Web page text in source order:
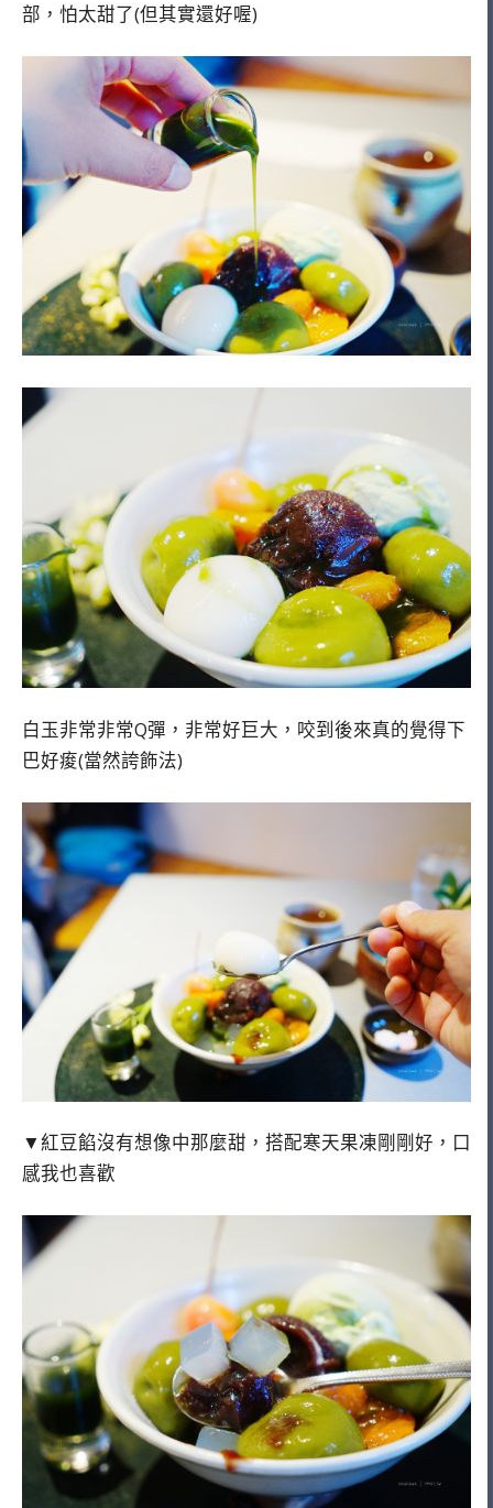
部，怕太甜了(但其實還好喔)
白玉非常非常Q彈，非常好巨大，咬到後來真的覺得下
巴好痠(當然誇飾法)
▼紅豆餡沒有想像中那麼甜，搭配寒天果凍剛剛好，口
感我也喜歡